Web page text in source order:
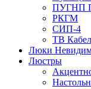
ПУГНП
РКГМ
СИП-4
ТВ
Люки
Люстры